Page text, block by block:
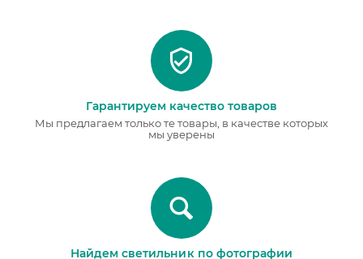
Гарантируем качество товаров
Мы предлагаем только те товары, в качестве которых
мы уверены
Найдем светильник по фотографии